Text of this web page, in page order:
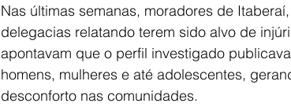
Nas últimas semanas, moradores de
delegacias relatando terem sido alvo de
apontavam que o perfil investigado
homens, mulheres e até adolescentes,
desconforto nas comunidades.